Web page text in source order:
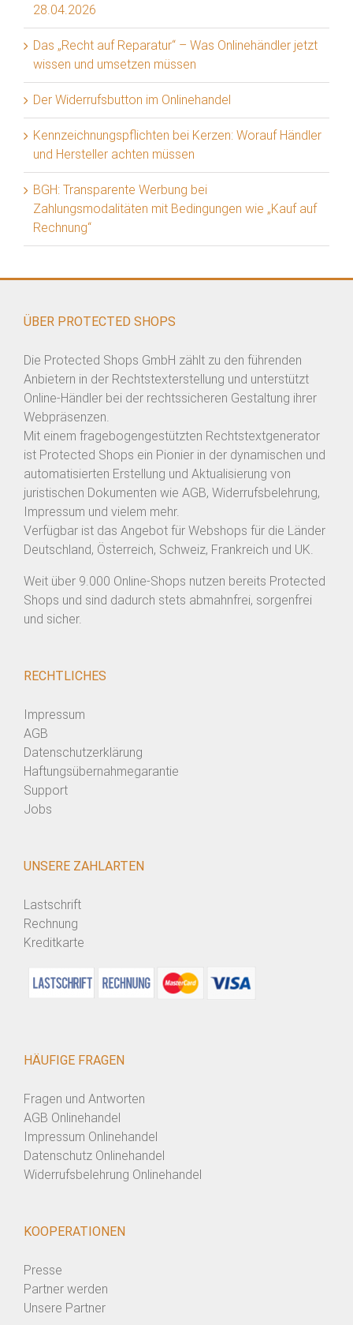
28.04.2026
Das „Recht auf Reparatur“ – Was Onlinehändler jetzt
wissen und umsetzen müssen
Der Widerrufsbutton im Onlinehandel
Kennzeichnungspflichten bei Kerzen: Worauf Händler
und Hersteller achten müssen
BGH: Transparente Werbung bei
Zahlungsmodalitäten mit Bedingungen wie „Kauf auf
Rechnung“
ÜBER PROTECTED SHOPS
Die Protected Shops GmbH zählt zu den führenden
Anbietern in der Rechtstexterstellung und unterstützt
Online-Händler bei der rechtssicheren Gestaltung ihrer
Webpräsenzen.
Mit einem fragebogengestützten Rechtstextgenerator
ist Protected Shops ein Pionier in der dynamischen und
automatisierten Erstellung und Aktualisierung von
juristischen Dokumenten wie AGB, Widerrufsbelehrung,
Impressum und vielem mehr.
Verfügbar ist das Angebot für Webshops für die Länder
Deutschland, Österreich, Schweiz, Frankreich und UK.
Weit über 9.000 Online-Shops nutzen bereits Protected
Shops und sind dadurch stets abmahnfrei, sorgenfrei
und sicher.
RECHTLICHES
Impressum
AGB
Datenschutzerklärung
Haftungsübernahmegarantie
Support
Jobs
UNSERE ZAHLARTEN
Lastschrift
Rechnung
Kreditkarte
HÄUFIGE FRAGEN
Fragen und Antworten
AGB Onlinehandel
Impressum Onlinehandel
Datenschutz Onlinehandel
Widerrufsbelehrung Onlinehandel
KOOPERATIONEN
Presse
Partner werden
Unsere Partner